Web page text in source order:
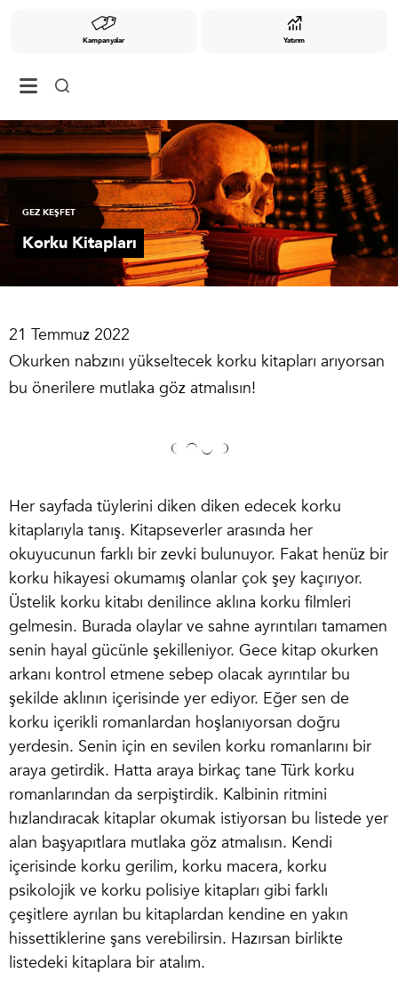
Kampanyalar Yatırım
GEZ KEŞFET
Korku Kitapları
21 Temmuz 2022
Okurken nabzını yükseltecek korku kitapları arıyorsan
bu önerilere mutlaka göz atmalısın!
Her sayfada tüylerini diken diken edecek korku
kitaplarıyla tanış. Kitapseverler arasında her
okuyucunun farklı bir zevki bulunuyor. Fakat henüz bir
korku hikayesi okumamış olanlar çok şey kaçırıyor.
Üstelik korku kitabı denilince aklına korku filmleri
gelmesin. Burada olaylar ve sahne ayrıntıları tamamen
senin hayal gücünle şekilleniyor. Gece kitap okurken
arkanı kontrol etmene sebep olacak ayrıntılar bu
şekilde aklının içerisinde yer ediyor. Eğer sen de
korku içerikli romanlardan hoşlanıyorsan doğru
yerdesin. Senin için en sevilen korku romanlarını bir
araya getirdik. Hatta araya birkaç tane Türk korku
romanlarından da serpiştirdik. Kalbinin ritmini
hızlandıracak kitaplar okumak istiyorsan bu listede yer
alan başyapıtlara mutlaka göz atmalısın. Kendi
içerisinde korku gerilim, korku macera, korku
psikolojik ve korku polisiye kitapları gibi farklı
çeşitlere ayrılan bu kitaplardan kendine en yakın
hissettiklerine şans verebilirsin. Hazırsan birlikte
listedeki kitaplara bir atalım.